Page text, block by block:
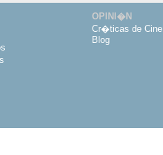
OPINI�N
Cr�ticas de Cine
Blog